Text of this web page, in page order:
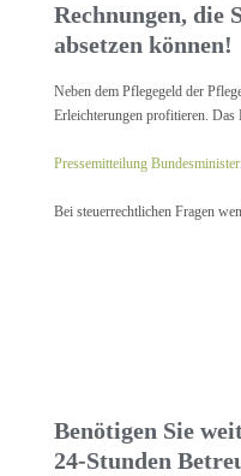
Rechnungen, die
absetzen können!
Neben dem Pflegegeld der
Erleichterungen profitieren.
Pressemitteilung
Bei steuerrechtlichen Fragen
Benötigen Sie
24-Stunden